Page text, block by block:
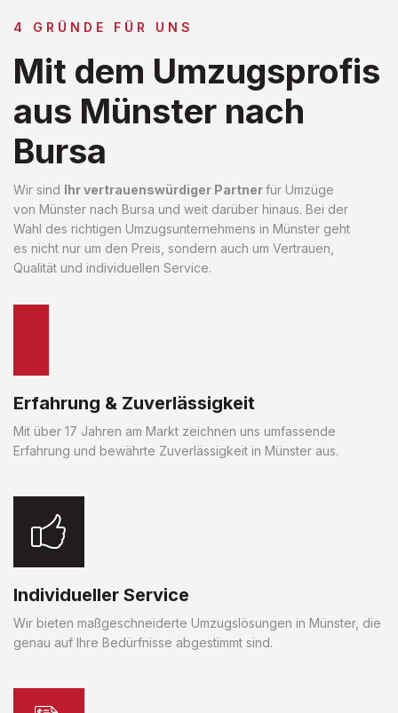
4 GRÜNDE FÜR UNS
Mit dem Umzugsprofis
aus Münster nach
Bursa
Wir sind Ihr vertrauenswürdiger Partnerfür Umzüge
von Münster nach Bursa und weit darüber hinaus. Bei der
Wahl des richtigen Umzugsunternehmens in Münster geht
es nicht nur um den Preis, sondern auch um Vertrauen,
Qualität und individuellen Service.
Erfahrung & Zuverlässigkeit
Mit über 17 Jahren am Markt zeichnen uns umfassende
Erfahrung und bewährte Zuverlässigkeit in Münster aus.
Individueller Service
Wir bieten maßgeschneiderte Umzugslösungen in Münster, die
genau auf Ihre Bedürfnisse abgestimmt sind.